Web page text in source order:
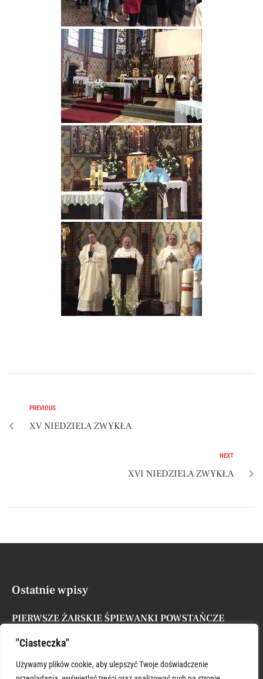
"Ciasteczka"
Używamy plików cookie, aby ulepszyć Twoje doświadczenie
PREVIOUS
XV NIEDZIELA ZWYKŁA
NEXT
XVI NIEDZIELA ZWYKŁA
Ostatnie wpisy
PIERWSZE ŻARSKIE ŚPIEWANKI POWSTAŃCZE
XVII NIEDZIELA ZWYKŁA
Posted byAdministrator 26 lipca, 2026